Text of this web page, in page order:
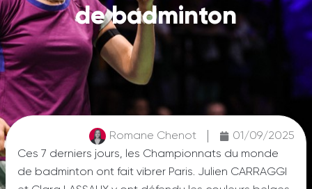
de badminton
Romane Chenot
01/09/2025
Ces 7 derniers jours, les Championnats du monde
de badminton ont fait vibrer Paris. Julien CARRAGGI